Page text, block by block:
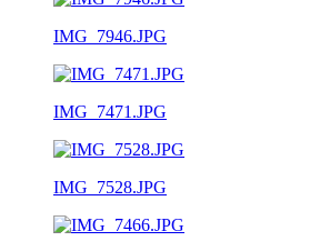
IMG_7946.JPG
IMG_7471.JPG
IMG_7528.JPG